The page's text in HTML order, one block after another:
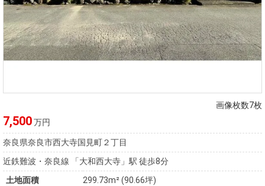
画像枚数7枚
7,500万円
奈良県奈良市西大寺国見町２丁目
近鉄難波・奈良線 「大和西大寺」駅 徒歩8分
土地面積
299.73m² (90.66坪)